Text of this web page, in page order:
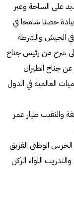
على الساحة وعبر
حصنا شامخا في
الجيش والشرطة
إلى شرح من رئيس جناح
جناح الطيران
العالمية في الدول
والنقيب طيار عمر
الوطني الفريق
اللواء الركن